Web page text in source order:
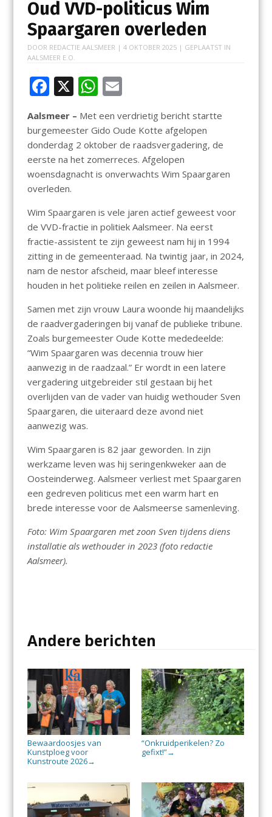
Oud VVD-politicus Wim
Spaargaren overleden
DOOR REDACTIE AALSMEER | 4 OKTOBER 2025| GEPLAATST IN
AALSMEER E.O.
F
e
b
o
o
k
X W
at
s
A
p
p
E
m
ai
l
Aalsmeer – Met een verdrietig bericht startte
burgemeester Gido Oude Kotte afgelopen
donderdag 2 oktober de raadsvergadering, de
eerste na het zomerreces. Afgelopen
woensdagnacht is onverwachts Wim Spaargaren
overleden.
Wim Spaargaren is vele jaren actief geweest voor
de VVD-fractie in politiek Aalsmeer. Na eerst
fractie-assistent te zijn geweest nam hij in 1994
zitting in de gemeenteraad. Na twintig jaar, in 2024,
nam de nestor afscheid, maar bleef interesse
houden in het politieke reilen en zeilen in Aalsmeer.
Samen met zijn vrouw Laura woonde hij maandelijks
de raadvergaderingen bij vanaf de publieke tribune.
Zoals burgemeester Oude Kotte mededeelde:
“Wim Spaargaren was decennia trouw hier
aanwezig in de raadzaal.” Er wordt in een latere
vergadering uitgebreider stil gestaan bij het
overlijden van de vader van huidig wethouder Sven
Spaargaren, die uiteraard deze avond niet
aanwezig was.
Wim Spaargaren is 82 jaar geworden. In zijn
werkzame leven was hij seringenkweker aan de
Oosteinderweg. Aalsmeer verliest met Spaargaren
een gedreven politicus met een warm hart en
brede interesse voor de Aalsmeerse samenleving.
Foto: Wim Spaargaren met zoon Sven tijdens diens
installatie als wethouder in 2023 (foto redactie
Aalsmeer).
Andere berichten
Bewaardoosjes van
Kunstploeg voor
Kunstroute 2026→
“Onkruidperikelen? Zo
gefixt!”→